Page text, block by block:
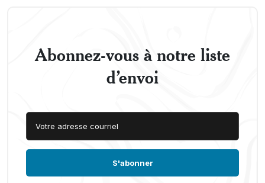
Abonnez-vous à notre liste
d’envoi